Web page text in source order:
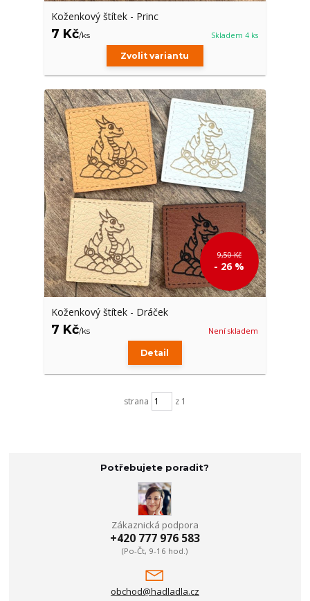
Koženkový štítek - Princ
7 Kč/ks Skladem 4 ks
Zvolit variantu
9,50 Kč
- 26 %
Koženkový štítek - Dráček
7 Kč/ks Není skladem
Detail
strana z 1
Potřebujete poradit?
Zákaznická podpora
+420 777 976 583
(Po-Čt, 9-16 hod.)
obchod@hadladla.cz